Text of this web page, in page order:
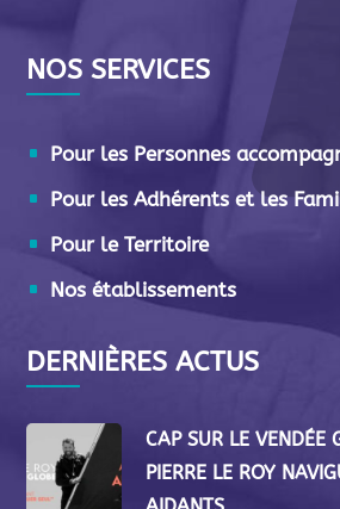
NOS SERVICES
Pour les Personnes
Pour les Adhérents et les
Pour le Territoire
Nos établissements
DERNIÈRES ACTUS
CAP SUR LE VENDÉE
PIERRE LE ROY